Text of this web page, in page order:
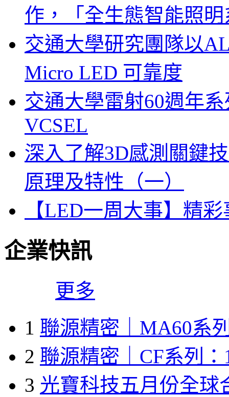
作，「全生態智能照
交通大學研究團隊以
Micro LED 可靠度
交通大學雷射60週年
VCSEL
深入了解3D感測關鍵
原理及特性（一）
【LED一周大事】精
企業快訊
更多
1 聯源精密｜MA60系
2 聯源精密｜CF系列：
3 光寶科技五月份全球